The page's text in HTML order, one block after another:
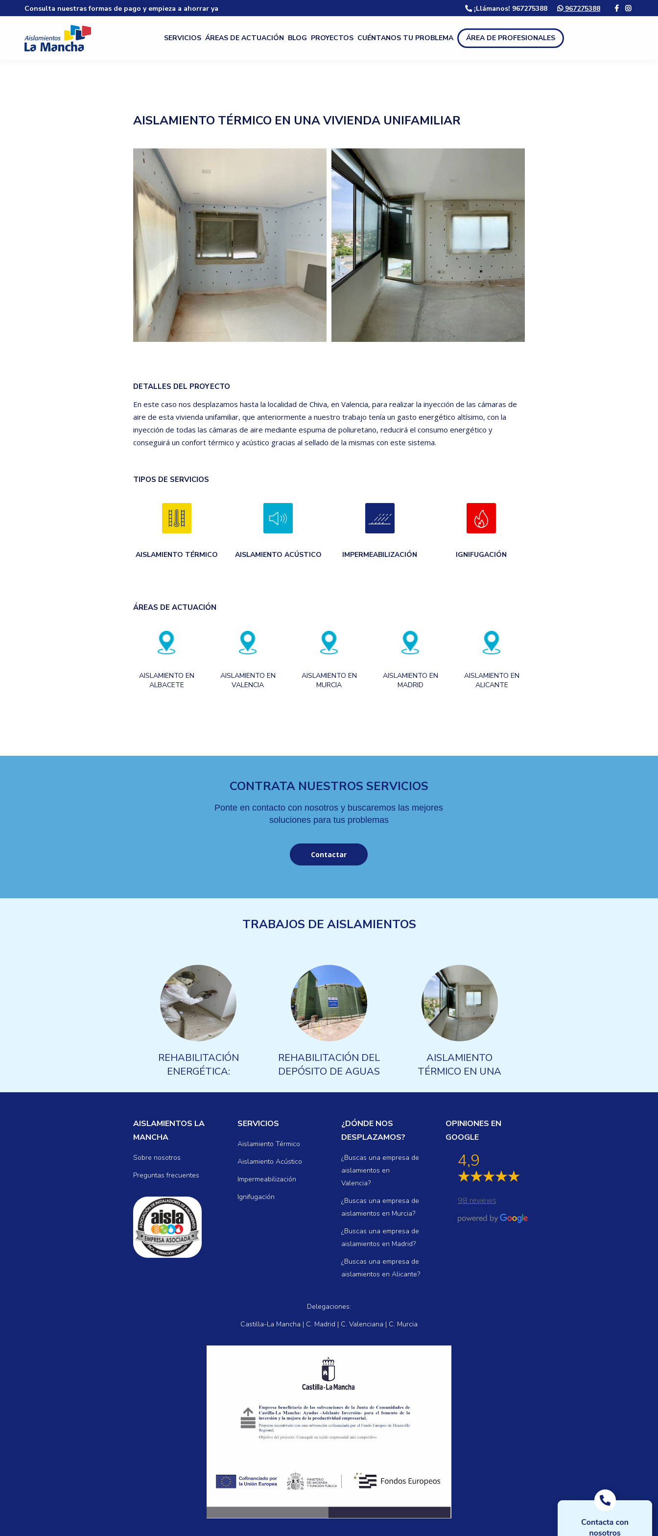
Consulta nuestras formas de pago y empieza a ahorrar ya ¡Llámanos! 967275388 967275388
SERVICIOS ÁREAS DE ACTUACIÓN BLOG PROYECTOS CUÉNTANOS TU PROBLEMA ÁREA DE PROFESIONALES
AISLAMIENTO TÉRMICO EN UNA VIVIENDA UNIFAMILIAR
DETALLES DEL PROYECTO
En este caso nos desplazamos hasta la localidad de Chiva, en Valencia, para realizar la inyección de las cámaras de
aire de esta vivienda unifamiliar, que anteriormente a nuestro trabajo tenía un gasto energético altísimo, con la
inyección de todas las cámaras de aire mediante espuma de poliuretano, reducirá el consumo energético y
conseguirá un confort térmico y acústico gracias al sellado de la mismas con este sistema.
TIPOS DE SERVICIOS
AISLAMIENTO TÉRMICO AISLAMIENTO ACÚSTICO IMPERMEABILIZACIÓN IGNIFUGACIÓN
ÁREAS DE ACTUACIÓN
AISLAMIENTO EN
ALBACETE
AISLAMIENTO EN
VALENCIA
AISLAMIENTO EN
MURCIA
AISLAMIENTO EN
MADRID
AISLAMIENTO EN
ALICANTE
CONTRATA NUESTROS SERVICIOS
Ponte en contacto con nosotros y buscaremos las mejores
soluciones para tus problemas
Contactar
TRABAJOS DE AISLAMIENTOS
REHABILITACIÓN
ENERGÉTICA:
REHABILITACIÓN DEL
DEPÓSITO DE AGUAS
AISLAMIENTO
TÉRMICO EN UNA
AISLAMIENTOS LA
MANCHA
Sobre nosotros
Preguntas frecuentes
SERVICIOS
Aislamiento Térmico
Aislamiento Acústico
Impermeabilización
Ignifugación
¿DÓNDE NOS
DESPLAZAMOS?
¿Buscas una empresa de
aislamientos en
Valencia?
¿Buscas una empresa de
aislamientos en Murcia?
¿Buscas una empresa de
aislamientos en Madrid?
¿Buscas una empresa de
aislamientos en Alicante?
OPINIONES EN
GOOGLE
4,9
98 reviews
Delegaciones:
Castilla-La Mancha | C. Madrid | C. Valenciana | C. Murcia